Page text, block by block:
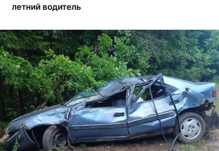
летний водитель